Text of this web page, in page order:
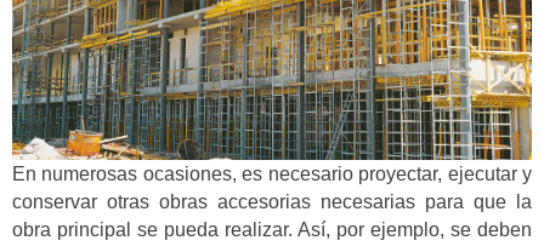
En numerosas ocasiones, es necesario proyectar, ejecutar y
conservar otras obras accesorias necesarias para que la
obra principal se pueda realizar. Así, por ejemplo, se deben